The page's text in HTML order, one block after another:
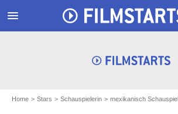
menu
Home Stars Schauspielerin mexikanisch